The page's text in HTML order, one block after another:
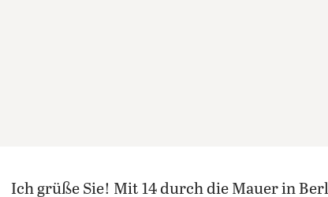
Ich grüße Sie! Mit 14 durch die Mauer in